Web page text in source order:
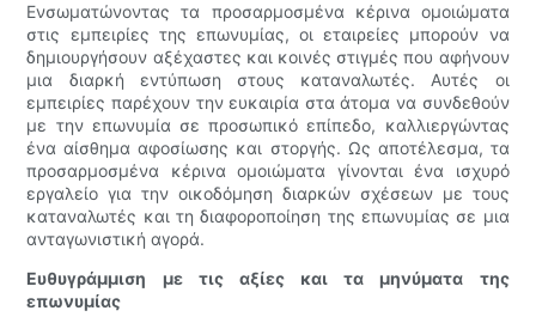
Ενσωματώνοντας τα προσαρμοσμένα κέρινα ομοιώματα
στις εμπειρίες της επωνυμίας, οι εταιρείες μπορούν να
δημιουργήσουν αξέχαστες και κοινές στιγμές που αφήνουν
μια διαρκή εντύπωση στους καταναλωτές. Αυτές οι
εμπειρίες παρέχουν την ευκαιρία στα άτομα να συνδεθούν
με την επωνυμία σε προσωπικό επίπεδο, καλλιεργώντας
ένα αίσθημα αφοσίωσης και στοργής. Ως αποτέλεσμα, τα
προσαρμοσμένα κέρινα ομοιώματα γίνονται ένα ισχυρό
εργαλείο για την οικοδόμηση διαρκών σχέσεων με τους
καταναλωτές και τη διαφοροποίηση της επωνυμίας σε μια
ανταγωνιστική αγορά.
Ευθυγράμμιση με τις αξίες και τα μηνύματα της
επωνυμίας